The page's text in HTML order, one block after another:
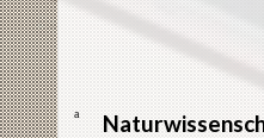
a